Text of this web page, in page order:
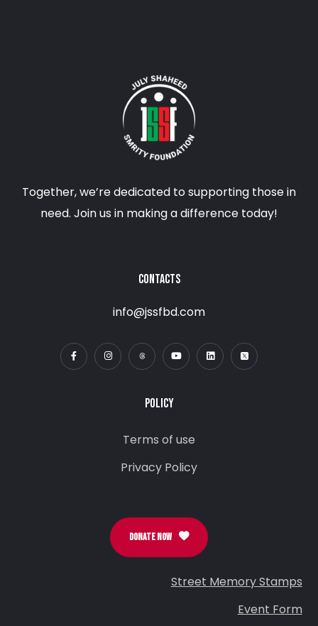
Together, we’re dedicated to supporting those in
need. Join us in making a difference today!
CONTACTS
info@jssfbd.com
POLICY
Terms of use
Privacy Policy
DONATE NOW
Street Memory Stamps
Event Form